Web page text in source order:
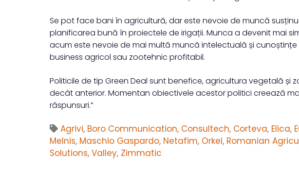
Se pot face bani în agricultură, dar este nevoie de muncă
planificarea bună în proiectele de irigații. Munca a devenit mai
acum este nevoie de mai multă muncă intelectuală și
business agricol sau zootehnic profitabil.
Politicile de tip Green Deal sunt benefice, agricultura vegetală și
decât anterior. Momentan obiectivele acestor politici creează
răspunsuri.”
Agrivi, Boro Communication, Consultech, Corteva, Elica,
Melnis, Maschio Gaspardo, Netafim, Orkel, Romanian
Solutions, Valley, Zimmatic